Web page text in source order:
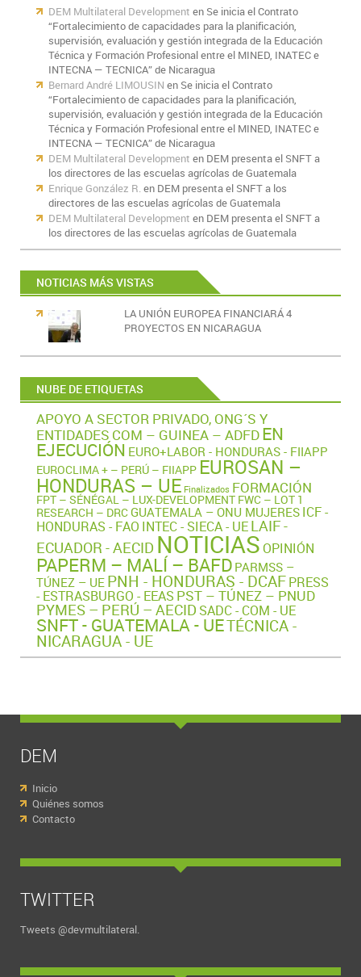
DEM Multilateral Development en Se inicia el Contrato
“Fortalecimiento de capacidades para la planificación,
supervisión, evaluación y gestión integrada de la Educación
Técnica y Formación Profesional entre el MINED, INATEC e
INTECNA — TECNICA” de Nicaragua
Bernard André LIMOUSIN en Se inicia el Contrato
“Fortalecimiento de capacidades para la planificación,
supervisión, evaluación y gestión integrada de la Educación
Técnica y Formación Profesional entre el MINED, INATEC e
INTECNA — TECNICA” de Nicaragua
DEM Multilateral Development en DEM presenta el SNFT a
los directores de las escuelas agrícolas de Guatemala
Enrique González R.en DEM presenta el SNFT a los
directores de las escuelas agrícolas de Guatemala
DEM Multilateral Development en DEM presenta el SNFT a
los directores de las escuelas agrícolas de Guatemala
NOTICIAS MÁS VISTAS
LA UNIÓN EUROPEA FINANCIARÁ 4
PROYECTOS EN NICARAGUA
NUBE DE ETIQUETAS
APOYO A SECTOR PRIVADO, ONG´S Y
ENTIDADES COM – GUINEA – ADFDEN
EJECUCIÓN EURO+LABOR - HONDURAS - FIIAPP
EUROCLIMA + – PERÚ – FIIAPP EUROSAN –
HONDURAS – UE Finalizados FORMACIÓN
FPT – SÉNÉGAL – LUX-DEVELOPMENT FWC – LOT 1
RESEARCH – DRCGUATEMALA – ONU MUJERES ICF -
HONDURAS - FAO INTEC - SIECA - UELAIF -
ECUADOR - AECID NOTICIASOPINIÓN
PAPERM – MALÍ – BAFD PARMSS –
TÚNEZ – UE PNH - HONDURAS - DCAFPRESS
- ESTRASBURGO - EEAS PST – TÚNEZ – PNUD
PYMES – PERÚ – AECID SADC - COM - UE
SNFT - GUATEMALA - UETÉCNICA -
NICARAGUA - UE
DEM
Inicio
Quiénes somos
Contacto
TWITTER
Tweets @devmultilateral.